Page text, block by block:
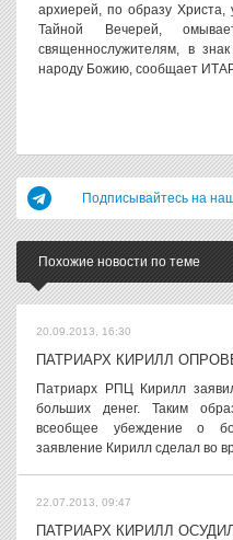
архиерей, по образу Христа,
Тайной Вечерей,
священнослужителям, в
народу Божию, сообщает
Подписывайтесь на
Похожие новости по теме
20.09.2013, 16:30
ПАТРИАРХ КИРИЛЛ
Патриарх РПЦ Кирилл
больших денег. Таким
всеобщее убеждение о
заявление Кирилл сделал во
22.07.2013, 09:47
ПАТРИАРХ КИРИЛЛ